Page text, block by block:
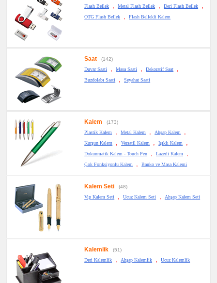
Flash Bellek
, Metal Flash Bellek , Deri Flash Bellek ,
OTG Flash Bellek , Flash Bellekli Kalem
Saat
(142)
Duvar Saati
, Masa Saati , Dekoratif Saat ,
Buzdolabı Saati , Seyahat Saati
Kalem
(173)
Plastik Kalem
, Metal Kalem , Ahşap Kalem ,
Kurşun Kalem , Versatil Kalem , Işıklı Kalem ,
Dokunmatik Kalem - Touch Pen , Lazerli Kalem ,
Çok Fonksiyonlu Kalem , Banko ve Masa Kalemi
Kalem Seti
(48)
Vip Kalem Seti
, Ucuz Kalem Seti , Ahşap Kalem Seti
Kalemlik
(51)
Deri Kalemlik
, Ahşap Kalemlik , Ucuz Kalemlik